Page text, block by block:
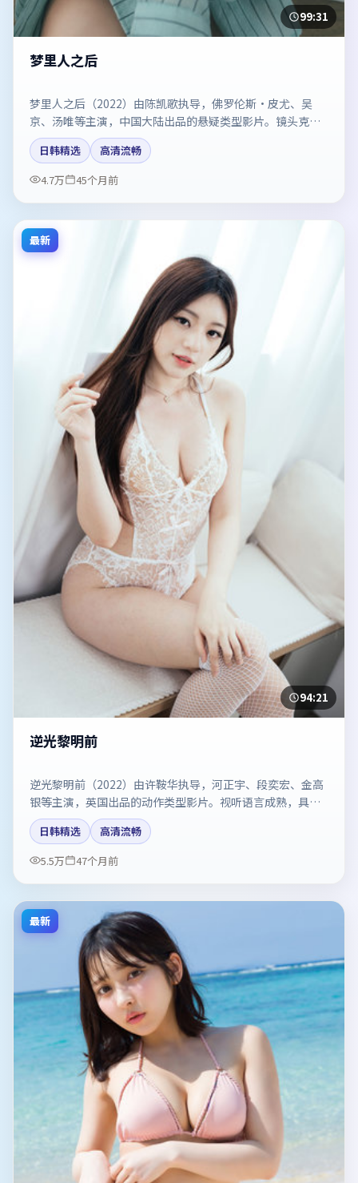
99:31
梦里人之后
梦里人之后（2022）由陈凯歌执导，佛罗伦斯·皮尤、吴
京、汤唯等主演，中国大陆出品的悬疑类型影片。镜头克制
却充满张力，人物弧光完整。剧情简介与主创信息可供检索
参考，上映日期以片方资料为准。
日韩精选
高清流畅
4.7万
45个月前
最新
94:21
逆光黎明前
逆光黎明前（2022）由许鞍华执导，河正宇、段奕宏、金高
银等主演，英国出品的动作类型影片。视听语言成熟，具备
院线质感。剧情简介与主创信息可供检索参考，上映日期以
片方资料为准。
日韩精选
高清流畅
5.5万
47个月前
最新